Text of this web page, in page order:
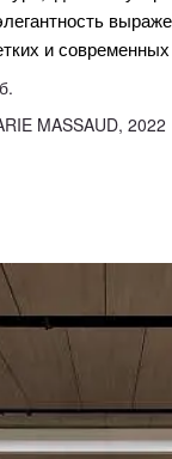
и
MASSAUD, 2022